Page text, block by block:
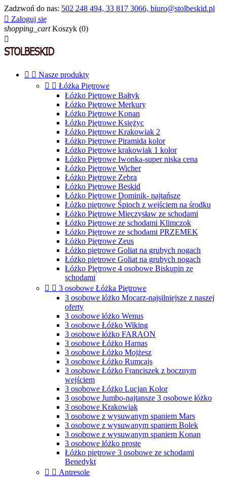
Zadzwoń do nas: 502 248 494, 33 817 3066, biuro@stolbeskid.pl
 Zaloguj się
shopping_cart Koszyk (0)

  Nasze produkty
  Łóżka Piętrowe
Łóżko Piętrowe Bałtyk
Łóżko Piętrowe Merkury
Łóżko Piętrowe Konan
Łóżko Piętrowe Księżyc
Łóżko Piętrowe Krakowiak 2
Łóżko Piętrowe Piramida kolor
Łóżko Piętrowe krakowiak 1 kolor
Łóżko Piętrowe Iwonka-super niska cena
Łóżko Piętrowe Wicher
Łóżko Piętrowe Zebra
Łóżko Piętrowe Beskid
Łóżko Piętrowe Dominik- najtańsze
Łóżko piętrowe Śpioch z wejściem na środku
Łóżko Piętrowe Mieczysław ze schodami
Łóżko Piętrowe ze schodami Klimczok
Łóżko Piętrowe ze schodami PRZEMEK
Łóżko Piętrowe Zeus
Łóżko piętrowe Goliat na grubych nogach
Łóżko piętrowe Goliat na grubych nogach
Łóżko Piętrowe 4 osobowe Biskupin ze
schodami
  3 osobowe Łóżka Piętrowe
3 osobowe łóżko Mocarz-najsilniejsze z naszej
oferty
3 osobowe łóżko Wenus
3 osobowe Łóżko Wiking
3 osobowe łóżko FARAON
3 osobowe Łóżko Harnas
3 osobowe Łóżko Mojżesz
3 osobowe Łóżko Rumcajs
3 osobowe Łóżko Franciszek z bocznym
wejściem
3 osobowe Łóżko Lucjan Kolor
3 osobowe Jumbo-najtansze 3 osobowe łóżko
3 osobowe Krakowiak
3 osobowe z wysuwanym spaniem Mars
3 osobowe z wysuwanym spaniem Bolek
3 osobowe z wysuwanym spaniem Konan
3 osobowe łóżko proste
Łóżko piętrowe 3 osobowe ze schodami
Benedykt
  Antresole